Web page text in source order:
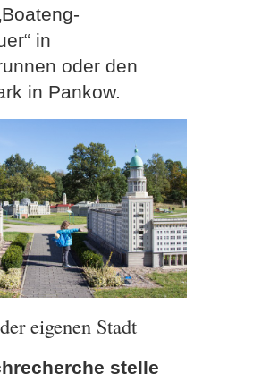
in
oder den
in Pankow.
eigenen Stadt
stelle